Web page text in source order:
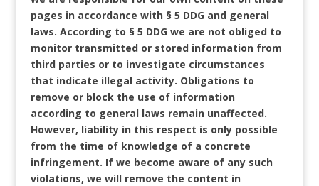
pages in accordance with § 5 DDG and general
laws. According to § 5 DDG we are not obliged to
monitor transmitted or stored information from
third parties or to investigate circumstances
that indicate illegal activity. Obligations to
remove or block the use of information
according to general laws remain unaffected.
However, liability in this respect is only possible
from the time of knowledge of a concrete
infringement. If we become aware of any such
violations, we will remove the content in